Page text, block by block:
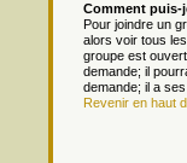
Comment puis-
Pour joindre un
alors voir tous
groupe est
demande; il
demande; il a ses
Revenir en haut